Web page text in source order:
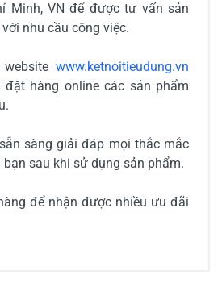
Minh, VN để được tư vấn sản
nhu cầu công việc.
www.ketnoitieudung.vn
hàng online các sản phẩm
sàng giải đáp mọi thắc mắc
sau khi sử dụng sản phẩm.
để nhận được nhiều ưu đãi